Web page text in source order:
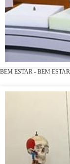
BEM ESTAR - BEM